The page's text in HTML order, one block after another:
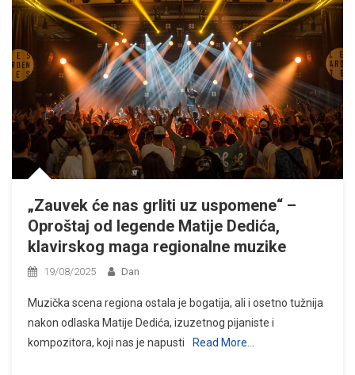
„Zauvek će nas grliti uz uspomene“ –
Oproštaj od legende Matije Dedića,
klavirskog maga regionalne muzike
19/08/2025 Dan
Muzička scena regiona ostala je bogatija, ali i osetno tužnija
nakon odlaska Matije Dedića, izuzetnog pijaniste i
kompozitora, koji nas je napusti
Read More…